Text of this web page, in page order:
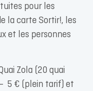
pour les
la carte Sortir!, les
et les personnes
Zola (20 quai
5 € (plein tarif) et